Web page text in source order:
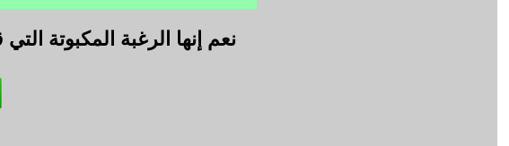
نعم إنها الرغبة المكبوتة